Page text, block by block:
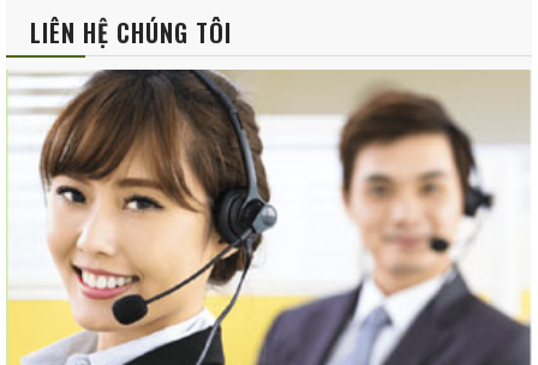
LIÊN HỆ CHÚNG TÔI